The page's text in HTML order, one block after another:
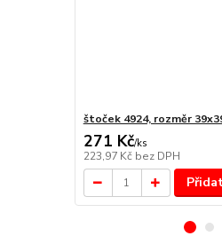
štoček 4924, rozměr
271 Kč/ks
223,97 Kč bez DPH